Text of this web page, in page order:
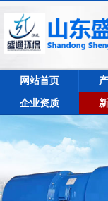
网站首页
企业资质